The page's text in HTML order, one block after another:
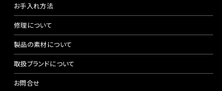
お手入れ方法
修理について
製品の素材について
取扱ブランドについて
お問合せ